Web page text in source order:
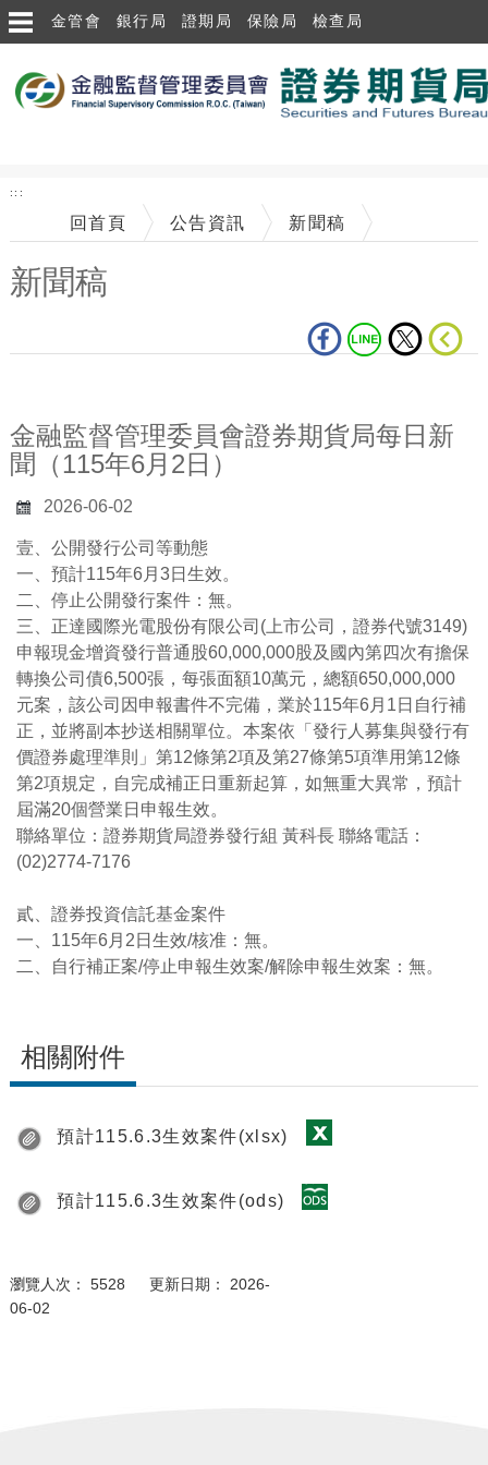
跳到主要內容區塊
金管會 銀行局 證期局 保險局 檢查局
:::
回首頁 公告資訊 新聞稿
新聞稿
金融監督管理委員會證券期貨局每日新
聞（115年6月2日）
2026-06-02
壹、公開發行公司等動態
一、預計115年6月3日生效。
二、停止公開發行案件：無。
三、正達國際光電股份有限公司(上市公司，證券代號3149)
申報現金增資發行普通股60,000,000股及國內第四次有擔保
轉換公司債6,500張，每張面額10萬元，總額650,000,000
元案，該公司因申報書件不完備，業於115年6月1日自行補
正，並將副本抄送相關單位。本案依「發行人募集與發行有
價證券處理準則」第12條第2項及第27條第5項準用第12條
第2項規定，自完成補正日重新起算，如無重大異常，預計
屆滿20個營業日申報生效。
聯絡單位：證券期貨局證券發行組 黃科長 聯絡電話：
(02)2774-7176
貳、證券投資信託基金案件
一、115年6月2日生效/核准：無。
二、自行補正案/停止申報生效案/解除申報生效案：無。
相關附件
預計115.6.3生效案件(xlsx)
預計115.6.3生效案件(ods)
瀏覽人次： 5528 更新日期： 2026-
06-02